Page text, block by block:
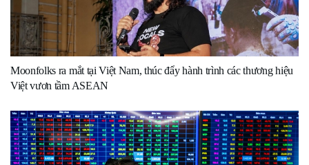
Moonfolks ra mắt tại Việt Nam, thúc đẩy hành trình các thương hiệu
Việt vươn tầm ASEAN